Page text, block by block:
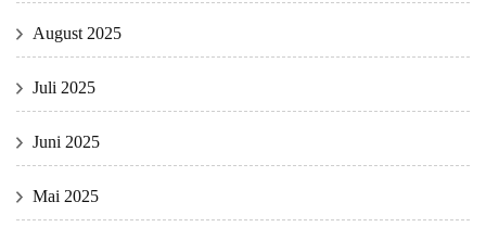
August 2025
Juli 2025
Juni 2025
Mai 2025